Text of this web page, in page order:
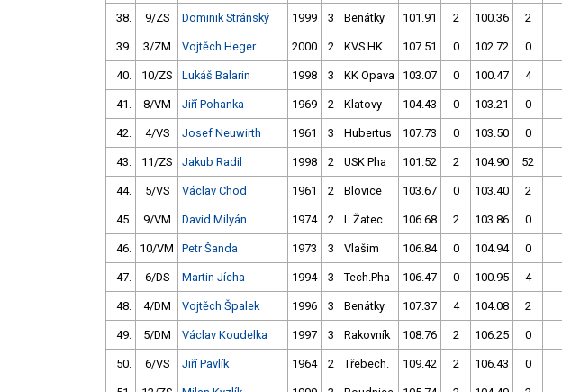
38. 9/ZS Dominik Stránský 1999 3 Benátky 101.91 2 100.36 2
39. 3/ZM Vojtěch Heger 2000 2 KVS HK 107.51 0 102.72 0
40. 10/ZS Lukáš Balarin 1998 3 KK Opava 103.07 0 100.47 4
41. 8/VM Jiří Pohanka 1969 2 Klatovy 104.43 0 103.21 0
42. 4/VS Josef Neuwirth 1961 3 Hubertus 107.73 0 103.50 0
43. 11/ZS Jakub Radil 1998 2 USK Pha 101.52 2 104.90 52
44. 5/VS Václav Chod 1961 2 Blovice 103.67 0 103.40 2
45. 9/VM David Milyán 1974 2 L.Žatec 106.68 2 103.86 0
46. 10/VM Petr Šanda 1973 3 Vlašim 106.84 0 104.94 0
47. 6/DS Martin Jícha 1994 3 Tech.Pha 106.47 0 100.95 4
48. 4/DM Vojtěch Špalek 1996 3 Benátky 107.37 4 104.08 2
49. 5/DM Václav Koudelka 1997 3 Rakovník 108.76 2 106.25 0
50. 6/VS Jiří Pavlík 1964 2 Třebech. 109.42 2 106.43 0